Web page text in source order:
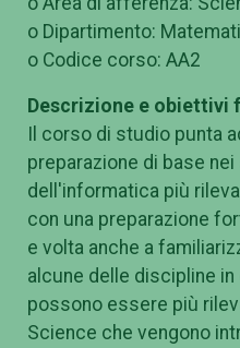
o Dipartimento:
o Codice corso: AA2
Descrizione e obiettivi
Il corso di studio punta
preparazione di base
dell'informatica più
con una preparazione
e volta anche a
alcune delle discipline
possono essere più
Science che vengono